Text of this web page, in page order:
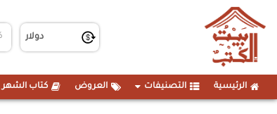
الرئيسية التصنيفات العروض كتاب الشهر